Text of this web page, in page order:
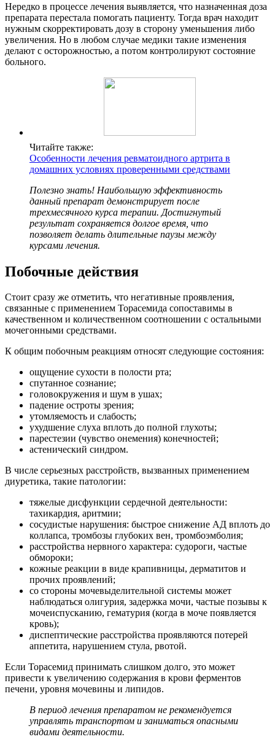
Нередко в процессе лечения выявляется, что назначенная доза
препарата перестала помогать пациенту. Тогда врач находит
нужным скорректировать дозу в сторону уменьшения либо
увеличения. Но в любом случае медики такие изменения
делают с осторожностью, а потом контролируют состояние
больного.
Читайте также:
Особенности лечения ревматоидного артрита в
домашних условиях проверенными средствами
Полезно знать! Наибольшую эффективность
данный препарат демонстрирует после
трехмесячного курса терапии. Достигнутый
результат сохраняется долгое время, что
позволяет делать длительные паузы между
курсами лечения.
Побочные действия
Стоит сразу же отметить, что негативные проявления,
связанные с применением Торасемида сопоставимы в
качественном и количественном соотношении с остальными
мочегонными средствами.
К общим побочным реакциям относят следующие состояния:
ощущение сухости в полости рта;
спутанное сознание;
головокружения и шум в ушах;
падение остроты зрения;
утомляемость и слабость;
ухудшение слуха вплоть до полной глухоты;
парестезии (чувство онемения) конечностей;
астенический синдром.
В числе серьезных расстройств, вызванных применением
диуретика, такие патологии:
тяжелые дисфункции сердечной деятельности:
тахикардия, аритмии;
сосудистые нарушения: быстрое снижение АД вплоть до
коллапса, тромбозы глубоких вен, тромбоэмболия;
расстройства нервного характера: судороги, частые
обмороки;
кожные реакции в виде крапивницы, дерматитов и
прочих проявлений;
со стороны мочевыделительной системы может
наблюдаться олигурия, задержка мочи, частые позывы к
мочеиспусканию, гематурия (когда в моче появляется
кровь);
диспептические расстройства проявляются потерей
аппетита, нарушением стула, рвотой.
Если Торасемид принимать слишком долго, это может
привести к увеличению содержания в крови ферментов
печени, уровня мочевины и липидов.
В период лечения препаратом не рекомендуется
управлять транспортом и заниматься опасными
видами деятельности.